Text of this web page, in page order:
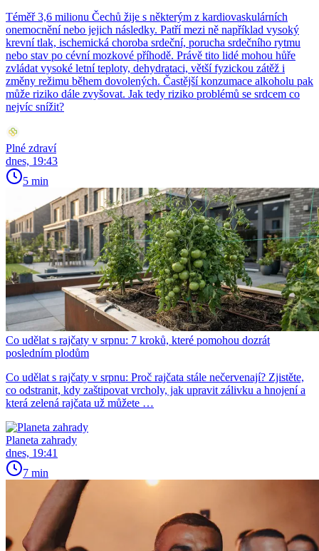
Téměř 3,6 milionu Čechů žije s některým z kardiovaskulárních
onemocnění nebo jejich následky. Patří mezi ně například vysoký
krevní tlak, ischemická choroba srdeční, porucha srdečního rytmu
nebo stav po cévní mozkové příhodě. Právě tito lidé mohou hůře
zvládat vysoké letní teploty, dehydrataci, větší fyzickou zátěž i
změny režimu během dovolených. Častější konzumace alkoholu pak
může riziko dále zvyšovat. Jak tedy riziko problémů se srdcem co
nejvíc snížit?
Plné zdraví
dnes, 19:43
5 min
Co udělat s rajčaty v srpnu: 7 kroků, které pomohou dozrát
posledním plodům
Co udělat s rajčaty v srpnu: Proč rajčata stále nečervenají? Zjistěte,
co odstranit, kdy zaštipovat vrcholy, jak upravit zálivku a hnojení a
která zelená rajčata už můžete …
Planeta zahrady
dnes, 19:41
7 min